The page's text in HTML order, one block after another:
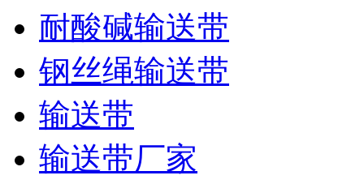
耐酸碱输送带
钢丝绳输送带
输送带
输送带厂家